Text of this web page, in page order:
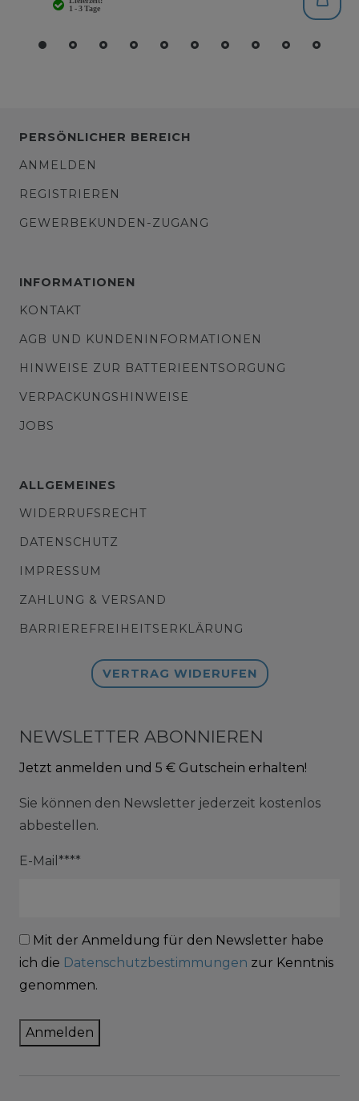
PERSÖNLICHER BEREICH
ANMELDEN
REGISTRIEREN
GEWERBEKUNDEN-ZUGANG
INFORMATIONEN
KONTAKT
AGB UND KUNDENINFORMATIONEN
HINWEISE ZUR BATTERIEENTSORGUNG
VERPACKUNGSHINWEISE
JOBS
ALLGEMEINES
WIDERRUFSRECHT
DATENSCHUTZ
IMPRESSUM
ZAHLUNG & VERSAND
BARRIEREFREIHEITSERKLÄRUNG
VERTRAG WIDERUFEN
NEWSLETTER ABONNIEREN
Jetzt anmelden und 5 € Gutschein erhalten!
Sie können den Newsletter jederzeit kostenlos
abbestellen.
E-Mail****
Mit der Anmeldung für den Newsletter habe
ich die Datenschutzbestimmungen zur Kenntnis
genommen.
Anmelden